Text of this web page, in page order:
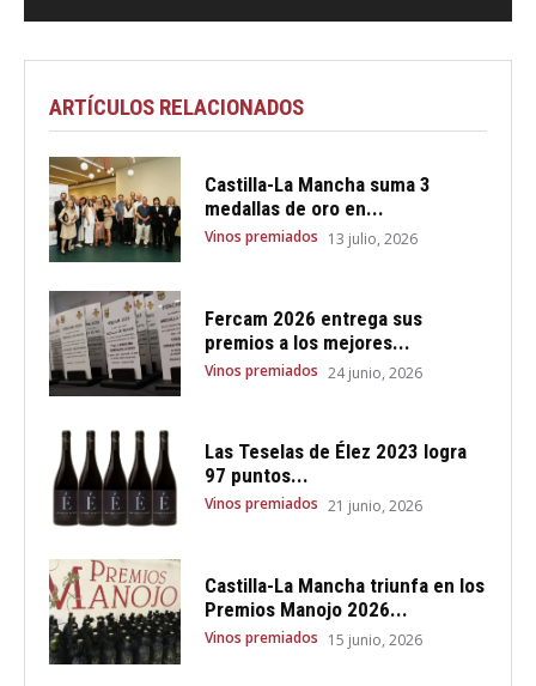
ARTÍCULOS RELACIONADOS
Castilla-La Mancha suma 3
medallas de oro en...
Vinos premiados 13 julio, 2026
Fercam 2026 entrega sus
premios a los mejores...
Vinos premiados 24 junio, 2026
Las Teselas de Élez 2023 logra
97 puntos...
Vinos premiados 21 junio, 2026
Castilla-La Mancha triunfa en los
Premios Manojo 2026...
Vinos premiados 15 junio, 2026